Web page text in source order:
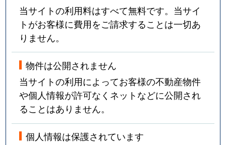
当サイトの利用料はすべて無料です。当サイ
トがお客様に費用をご請求することは一切あ
りません。
物件は公開されません
当サイトの利用によってお客様の不動産物件
や個人情報が許可なくネットなどに公開され
ることはありません。
個人情報は保護されています